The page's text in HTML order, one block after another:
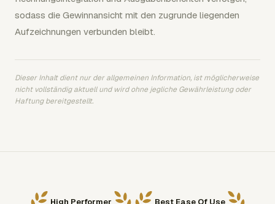
sodass die Gewinnansicht mit den zugrunde liegenden
Aufzeichnungen verbunden bleibt.
Dieser Inhalt dient nur der allgemeinen Information, ist möglicherweise
nicht vollständig aktuell und wird ohne jegliche Gewährleistung oder
Haftung bereitgestellt.
High Performer Best Ease Of Use